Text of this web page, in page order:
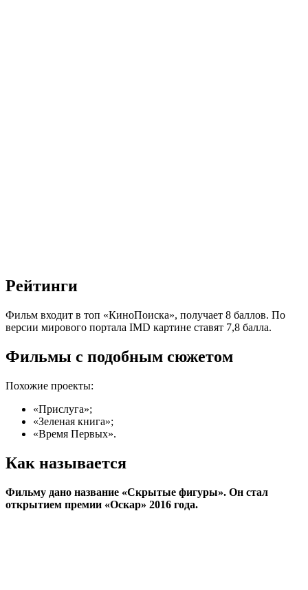
Рейтинги
Фильм входит в топ «КиноПоиска», получает 8 баллов. По
версии мирового портала IMD картине ставят 7,8 балла.
Фильмы с подобным сюжетом
Похожие проекты:
«Прислуга»;
«Зеленая книга»;
«Время Первых».
Как называется
Фильму дано название «Скрытые фигуры». Он стал
открытием премии «Оскар» 2016 года.